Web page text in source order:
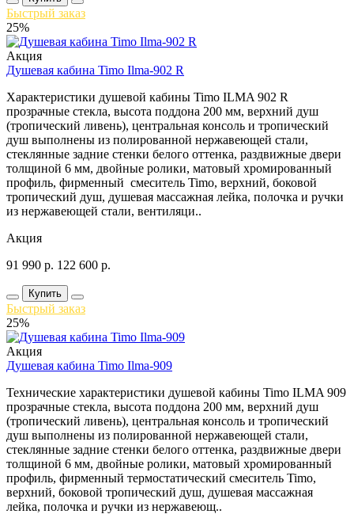
Быстрый заказ
25%
Акция
Душевая кабина Timo Ilma-902 R
Характеристики душевой кабины Timo ILMA 902 R
прозрачные стекла, высота поддона 200 мм, верхний душ
(тропический ливень), центральная консоль и тропический
душ выполнены из полированной нержавеющей стали,
стеклянные задние стенки белого оттенка, раздвижные двери
толщиной 6 мм, двойные ролики, матовый хромированный
профиль, фирменный смеситель Timo, верхний, боковой
тропический душ, душевая массажная лейка, полочка и ручки
из нержавеющей стали, вентиляци..
Акция
91 990 р. 122 600 р.
Купить
Быстрый заказ
25%
Акция
Душевая кабина Timo Ilma-909
Технические характеристики душевой кабины Timo ILMA 909
прозрачные стекла, высота поддона 200 мм, верхний душ
(тропический ливень), центральная консоль и тропический
душ выполнены из полированной нержавеющей стали,
стеклянные задние стенки белого оттенка, раздвижные двери
толщиной 6 мм, двойные ролики, матовый хромированный
профиль, фирменный термостатический смеситель Timo,
верхний, боковой тропический душ, душевая массажная
лейка, полочка и ручки из нержавеющ..